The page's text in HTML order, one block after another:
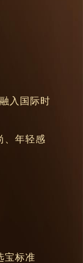
入国际时
、年轻感
宝标准